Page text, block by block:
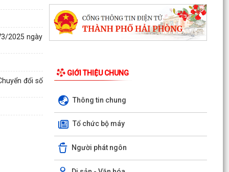
2025 ngày
đổi số
GIỚI THIỆU CHUNG
Thông tin chung
Tổ chức bộ máy
Người phát ngôn